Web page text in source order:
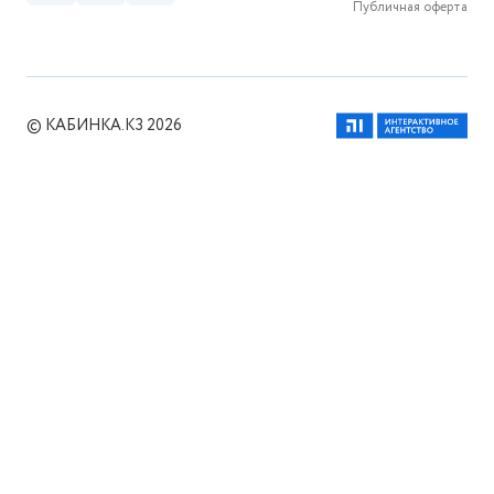
Публичная оферта
© КАБИНКА.КЗ 2026